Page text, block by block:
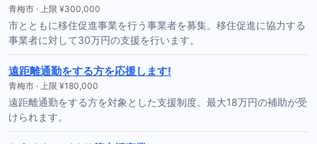
青梅市 · 上限 ¥300,000
市とともに移住促進事業を行う事業者を募集。移住促進に協力する
事業者に対して30万円の支援を行います。
遠距離通勤をする方を応援します!
青梅市 · 上限 ¥180,000
遠距離通勤をする方を対象とした支援制度。最大18万円の補助が受
けられます。